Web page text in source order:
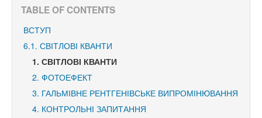
TABLE OF CONTENTS
ВСТУП
6.1. СВІТЛОВІ КВАНТИ
1. СВІТЛОВІ КВАНТИ
2. ФОТОЕФЕКТ
3. ГАЛЬМІВНЕ РЕНТГЕНІВСЬКЕ ВИПРОМІНЮВАННЯ
4. КОНТРОЛЬНІ ЗАПИТАННЯ